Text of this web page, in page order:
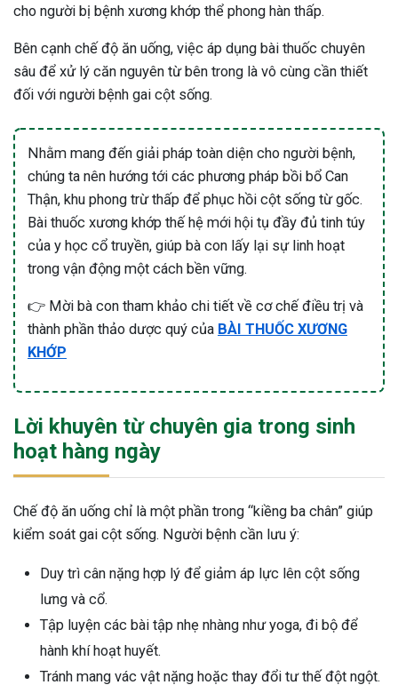
cho người bị bệnh xương khớp thể phong hàn thấp.
Bên cạnh chế độ ăn uống, việc áp dụng bài thuốc chuyên
sâu để xử lý căn nguyên từ bên trong là vô cùng cần thiết
đối với người bệnh gai cột sống.
Nhằm mang đến giải pháp toàn diện cho người bệnh,
chúng ta nên hướng tới các phương pháp bồi bổ Can
Thận, khu phong trừ thấp để phục hồi cột sống từ gốc.
Bài thuốc xương khớp thế hệ mới hội tụ đầy đủ tinh túy
của y học cổ truyền, giúp bà con lấy lại sự linh hoạt
trong vận động một cách bền vững.
👉 Mời bà con tham khảo chi tiết về cơ chế điều trị và
thành phần thảo dược quý của BÀI THUỐC XƯƠNG
KHỚP
Lời khuyên từ chuyên gia trong sinh
hoạt hàng ngày
Chế độ ăn uống chỉ là một phần trong “kiềng ba chân” giúp
kiểm soát gai cột sống. Người bệnh cần lưu ý:
Duy trì cân nặng hợp lý để giảm áp lực lên cột sống
lưng và cổ.
Tập luyện các bài tập nhẹ nhàng như yoga, đi bộ để
hành khí hoạt huyết.
Tránh mang vác vật nặng hoặc thay đổi tư thế đột ngột.